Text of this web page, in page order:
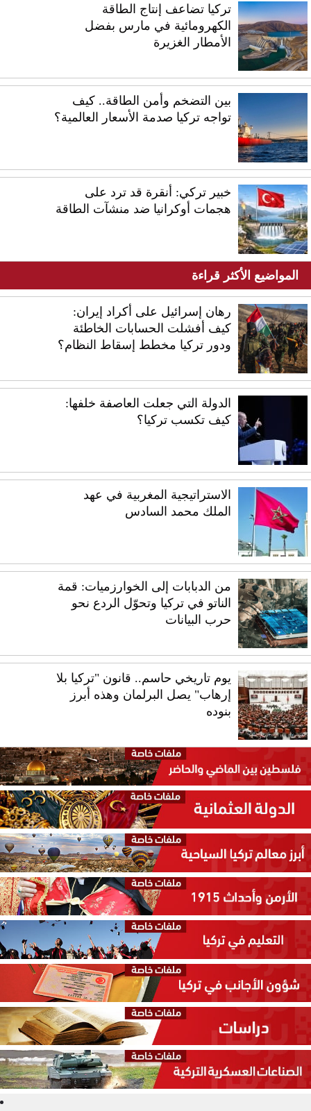
تركيا تضاعف إنتاج الطاقة
الكهرومائية في مارس بفضل
الأمطار الغزيرة
بين التضخم وأمن الطاقة.. كيف
تواجه تركيا صدمة الأسعار العالمية؟
خبير تركي: أنقرة قد ترد على
هجمات أوكرانيا ضد منشآت الطاقة
المواضيع الأكثر قراءة
رهان إسرائيل على أكراد إيران:
كيف أفشلت الحسابات الخاطئة
ودور تركيا مخطط إسقاط النظام؟
الدولة التي جعلت العاصفة خلفها:
كيف تكسب تركيا؟
الاستراتيجية المغربية في عهد
الملك محمد السادس
من الدبابات إلى الخوارزميات: قمة
الناتو في تركيا وتحوّل الردع نحو
حرب البيانات
يوم تاريخي حاسم.. قانون "تركيا بلا
إرهاب" يصل البرلمان وهذه أبرز
بنوده